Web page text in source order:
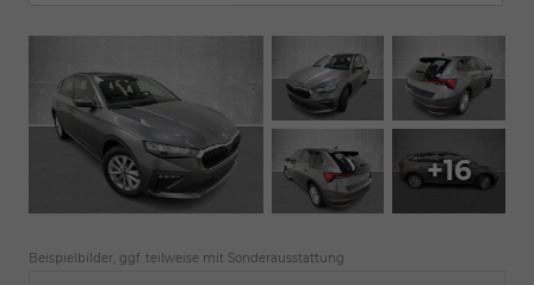
+16
Beispielbilder, ggf. teilweise mit Sonderausstattung